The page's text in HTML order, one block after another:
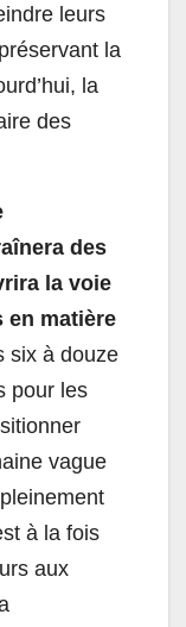
leurs
la
la
des
des
la voie
en matière
six à douze
pour les
vague
à la fois
aux